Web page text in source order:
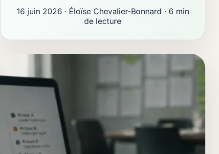
16 juin 2026 · Éloïse Chevalier-Bonnard · 6 min
de lecture